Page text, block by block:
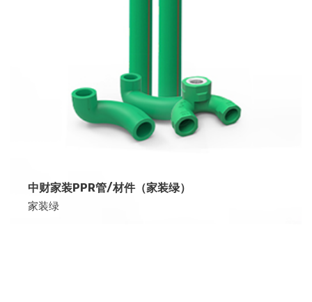
中财家装PPR管/材件（家装绿）
家装绿